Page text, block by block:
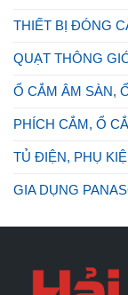
THIẾT BỊ ĐÓNG
QUẠT THÔNG
Ổ CẮM ÂM SÀN,
PHÍCH CẮM, Ổ
TỦ ĐIỆN, PHỤ
GIA DỤNG